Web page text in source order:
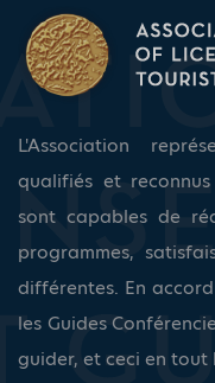
L'Association
qualifiés et
sont capables de
programmes,
différentes. En
les Guides
guider, et ceci en tout